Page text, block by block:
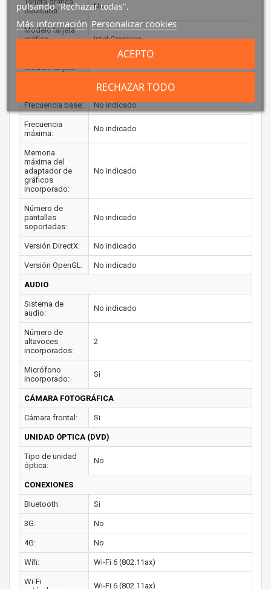
dedicada:
No
Modelo tarjeta
gráfica
Intel Graphics
Modelo tarjeta
Frecuencia base: No indicado
Frecuencia
máxima:
No indicado
Memoria
máxima del
adaptador de
gráficos
incorporado:
No indicado
Número de
pantallas
soportadas:
No indicado
Versión DirectX: No indicado
Versión OpenGL: No indicado
AUDIO
Sistema de
audio:
No indicado
Número de
altavoces
incorporados:
2
Micrófono
incorporado:
Si
CÁMARA FOTOGRÁFICA
Cámara frontal: Si
UNIDAD ÓPTICA (DVD)
Tipo de unidad
óptica:
No
CONEXIONES
Bluetooth: Si
3G: No
4G: No
Wifi: Wi-Fi 6 (802.11ax)
Wi-Fi
Wi-Fi 6 (802.11ax)
pulsando "Rechazar todas".
Más información Personalizar cookies
RECHAZAR TODO
ACEPTO